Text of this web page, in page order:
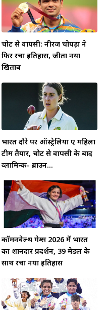
चोट से वापसी: नीरज चोपड़ा ने
फिर रचा इतिहास, जीता नया
खिताब
भारत दौरे पर ऑस्ट्रेलिया ए महिला
टीम तैयार, चोट से वापसी के बाद
व्लामिन्क- ब्राउन...
कॉमनवेल्थ गेम्स 2026 में भारत
का शानदार प्रदर्शन, 39 मेडल के
साथ रचा नया इतिहास